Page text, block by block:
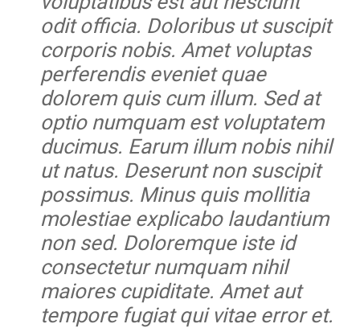
odit officia. Doloribus ut suscipit
corporis nobis. Amet voluptas
perferendis eveniet quae
dolorem quis cum illum. Sed at
optio numquam est voluptatem
ducimus. Earum illum nobis nihil
ut natus. Deserunt non suscipit
possimus. Minus quis mollitia
molestiae explicabo laudantium
non sed. Doloremque iste id
consectetur numquam nihil
maiores cupiditate. Amet aut
tempore fugiat qui vitae error et.